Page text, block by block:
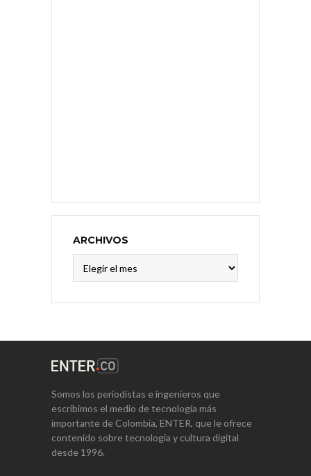
ARCHIVOS
Somos los periodistas e ingenieros que
escribimos el medio de tecnología más
importante de Colombia, ENTER, que le ofrece
contenido sobre tecnología y cultura digital
desde 1996.